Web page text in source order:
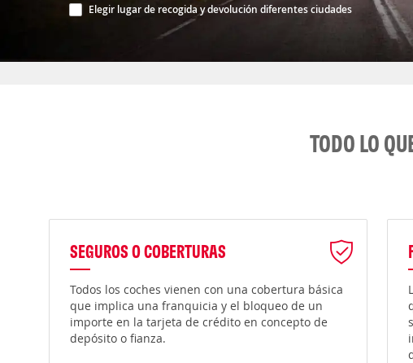
Elegir lugar de recogida y devolución diferentes ciudades
TODO LO
SEGUROS O COBERTURAS
Todos los coches vienen con una cobertura básica
que implica una franquicia y el bloqueo de un
importe en la tarjeta de crédito en concepto de
depósito o fianza.